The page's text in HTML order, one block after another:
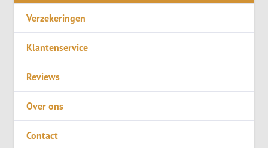
Verzekeringen
Klantenservice
Reviews
Over ons
Contact